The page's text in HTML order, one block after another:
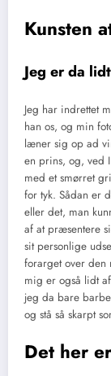
Kunsten
Jeg er da
Jeg har indrettet
han os, og min
læner sig op ad
en prins, og, ved
med et smørret
for tyk. Sådan er
eller det, man
af at præsentere
sit personlige
forarget over den
mig er også lidt
jeg da bare
og stå så skarpt
Det her